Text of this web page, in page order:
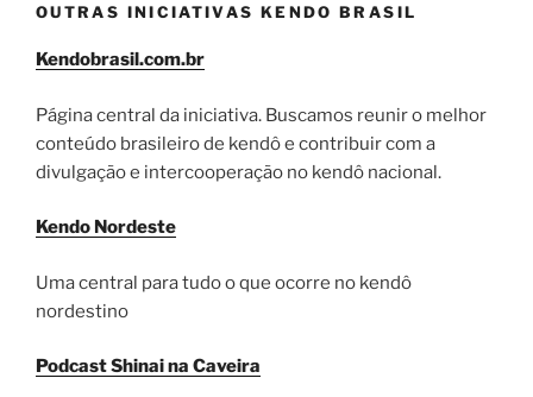
OUTRAS INICIATIVAS KENDO BRASIL
Kendobrasil.com.br
Página central da iniciativa. Buscamos reunir o melhor
conteúdo brasileiro de kendô e contribuir com a
divulgação e intercooperação no kendô nacional.
Kendo Nordeste
Uma central para tudo o que ocorre no kendô
nordestino
Podcast Shinai na Caveira